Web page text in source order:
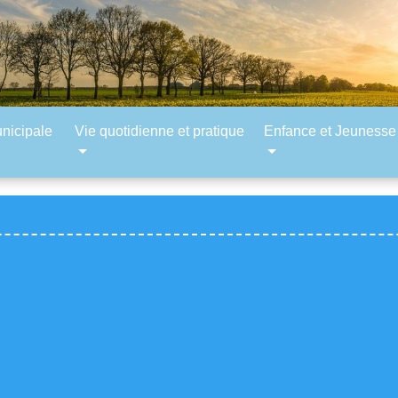
Vie quotidienne et pratique Enfance et Jeunesse